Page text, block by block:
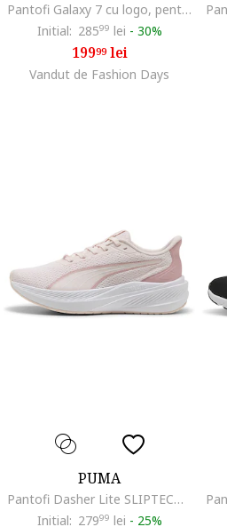
Pantofi Galaxy 7 cu logo, pentru alergare, Gri deschis/Roz somon
Initial: 28599 lei - 30%
19999lei
Vandut de Fashion Days
PUMA
Pantofi Dasher Lite SLIPTECH™ pentru alergare, Roz pastel/Piersica/Alb murdar
Initial: 27999 lei - 25%